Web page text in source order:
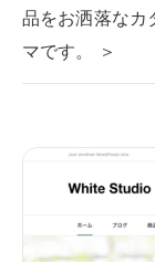
品をお洒落なカ
マです。 ＞